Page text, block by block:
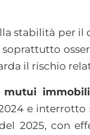
stabilità per il
il rischio
mutui
e
2025, con